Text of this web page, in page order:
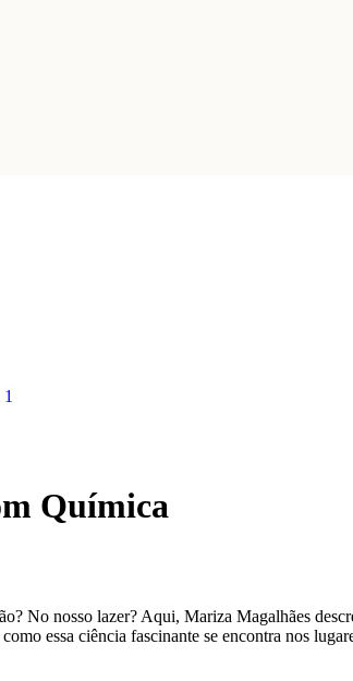
Química
No nosso lazer? Aqui, Mariza Magalhães
essa ciência fascinante se encontra nos